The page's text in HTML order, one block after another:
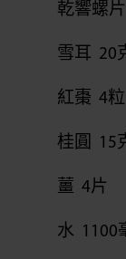
乾響螺
雪耳 20
紅棗 4粒
桂圓 15
薑 4片
水 1100